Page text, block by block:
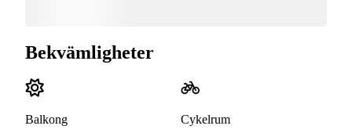
Bekvämligheter
Balkong Cykelrum